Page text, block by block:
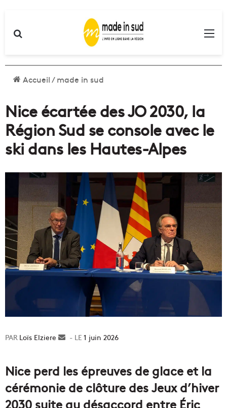
Accueil/made in sud
Nice écartée des JO 2030, la
Région Sud se console avec le
ski dans les Hautes-Alpes
Loïs Elziere
Envoyer1 juin 2026
Nice perd les épreuves de glace et la
cérémonie de clôture des Jeux d’hiver
2030 suite au désaccord entre Éric